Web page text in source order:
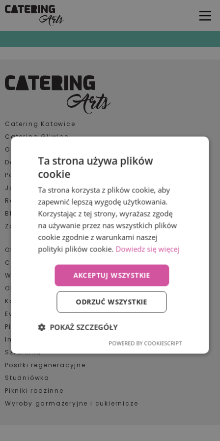
Wielkanoc firmowa
Kategorie
Bankiety, gale
Bez kategorii
Eventy plenerowe
Imprezy jubileuszowe
Komunie
Konferencje, szkolenia
Obiady dla pracowników
Pikniki firmowe, grille
Posiłki regeneracyjne
Studniówki
Targi, kongresy
Wesela
Wielkanoc firmowa
Catering Katowice
Catering Gliwice
O nas
Dotacje UE
Polecane miejsca
Jak działamy
Realizacje
Blog
Zaufali nam
Oferta:
Catering
Wigilia firmowa
Obiady dla pracowników
Konferencje
Event plenerowy
Pikniki firmowe
Impreza jubileuszowa
Szkolenia
Posiłki regeneracyjne
Studniówka
Pikniki rodzinne
Wyroby garmażeryjne i cukiernicze
Ta strona używa plików
cookie
Ta strona korzysta z plików cookie, aby
zapewnić lepszą wygodę użytkowania.
Korzystając z tej strony, wyrażasz zgodę
na używanie przez nas wszystkich plików
cookie zgodnie z warunkami naszej
polityki plików cookie. Dowiedz się więcej
AKCEPTUJ WSZYSTKIE
ODRZUĆ WSZYSTKIE
POKAŻ SZCZEGÓŁY
Wydajność
POWERED BY COOKIESCRIPT